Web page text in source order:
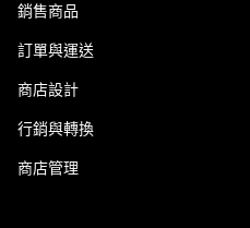
銷售商品
訂單與運送
商店設計
行銷與轉換
商店管理